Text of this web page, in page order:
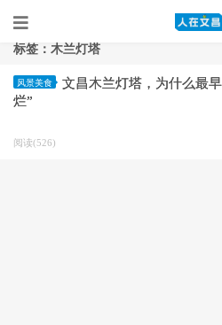
标签：木兰灯塔
风景美食
文昌木兰灯塔，为什么最
烂”
阅读(526)